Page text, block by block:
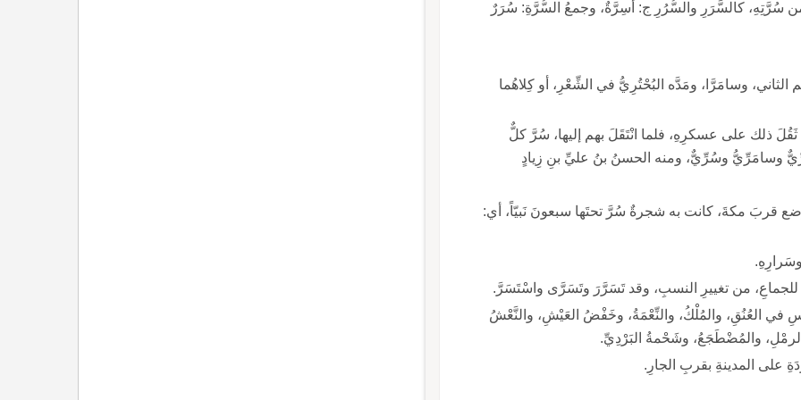
سُرَّتِهِ، كالسَّرَرِ والسُّرُرِ ج: أسِرَّةٌ، وجمعُ السُّرَّةِ: سُرَرٌ
وسامَرَّا، ومَدَّه البُحْتُرِيُّ في الشِّعْرِ، أو كِلاهُما
ذلك على عسكرِهِ، فلما انْتَقَلَ بهم إليها، سُرَّ كلٌّ
وسامَرِّيُّ وسُرِّيٌّ، ومنه الحسنُ بنُ عليِّ بنِ زِيادٍ
قربَ مكةَ، كانت به شجرةٌ سُرَّ تحتَها سبعونَ نَبيّاً، أي:
تغييرِ النسبِ، وقد تَسَرَّرَ وتَسَرَّى واسْتَسَرَّ.
ومُسْتَقَرُّ الرأسِ في العُنُقِ، والمُلْكُ، والنِّعْمَةُ، وخَفْضُ العَيْشِ، والنَّعْشُ
والمُضْطَجَعُ، وشَحْمةُ البَرْدِيِّ.
على المدينةِ بقربِ الجارِ.